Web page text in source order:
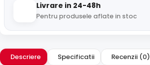
Livrare in 24-48h
Pentru produsele aflate in stoc
Descriere Specificatii Recenzii (0)